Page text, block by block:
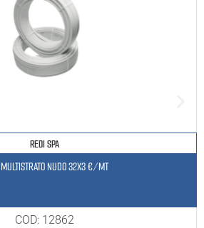
REDI SPA
NUDO 32X3 €/MT
COD: 12862